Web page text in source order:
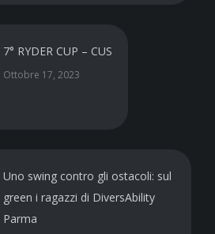
7° RYDER CUP – CUS
Ottobre 17, 2023
Uno swing contro gli ostacoli: sul
green i ragazzi di DiversAbility
Parma